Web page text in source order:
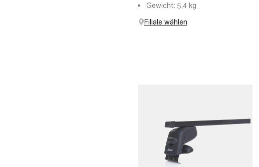
Gewicht: 5,4 kg
Filiale wählen